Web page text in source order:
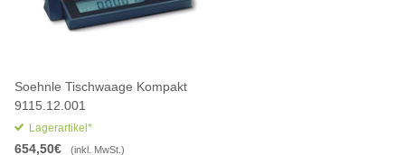
Soehnle Tischwaage Kompakt
9115.12.001
Lagerartikel*
654,50€ (inkl. MwSt.)